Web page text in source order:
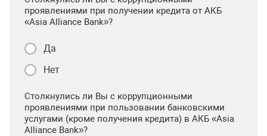
проявлениями при получении кредита от АКБ
«Asia Alliance Bank»?
Да
Нет
Столкнулись ли Вы с коррупционными
проявлениями при пользовании банковскими
услугами (кроме получения кредита) в АКБ «Asia
Alliance Bank»?